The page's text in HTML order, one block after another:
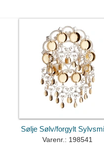
Sølje Sølv/forgylt
Varenr.: 198541